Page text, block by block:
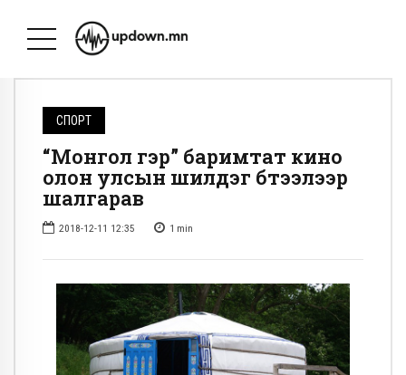
СПОРТ
“Монгол гэр” баримтат кино
олон улсын шилдэг бүтээлээр
шалгарав
2018-12-11 12:35 1 min